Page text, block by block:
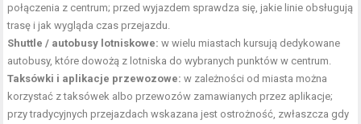
połączenia z centrum; przed wyjazdem sprawdza się, jakie linie obsługują
trasę i jak wygląda czas przejazdu.
Shuttle / autobusy lotniskowe: w wielu miastach kursują dedykowane
autobusy, które dowożą z lotniska do wybranych punktów w centrum.
Taksówki i aplikacje przewozowe: w zależności od miasta można
korzystać z taksówek albo przewozów zamawianych przez aplikacje;
przy tradycyjnych przejazdach wskazana jest ostrożność, zwłaszcza gdy